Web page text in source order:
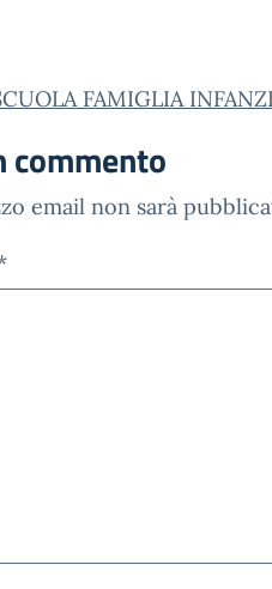
FAMIGLIA
commento
email non sarà